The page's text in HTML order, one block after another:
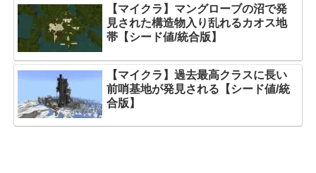
【マイクラ】マングローブの沼で発
見された構造物入り乱れるカオス地
帯【シード値/統合版】
【マイクラ】過去最高クラスに長い
前哨基地が発見される【シード値/統
合版】